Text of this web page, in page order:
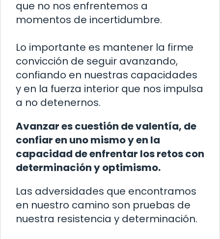
que no nos enfrentemos a
momentos de incertidumbre.
Lo importante es mantener la firme
convicción de seguir avanzando,
confiando en nuestras capacidades
y en la fuerza interior que nos impulsa
a no detenernos.
Avanzar es cuestión de valentía, de
confiar en uno mismo y en la
capacidad de enfrentar los retos con
determinación y optimismo.
Las adversidades que encontramos
en nuestro camino son pruebas de
nuestra resistencia y determinación.